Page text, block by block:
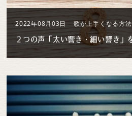
2022年08月03日 歌が上手くなる方法